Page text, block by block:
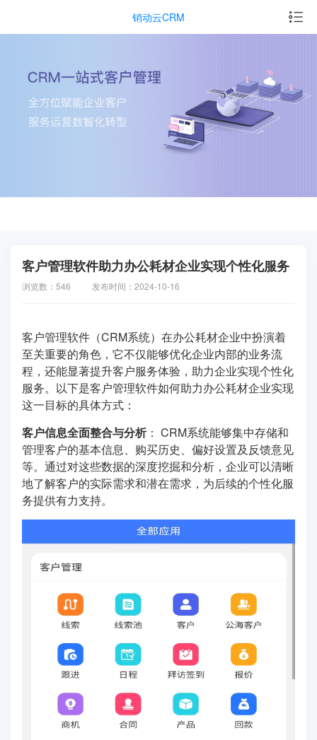
销动云CRM
客户管理软件助力办公耗材企业实现个性化服务
浏览数：546 发布时间：2024-10-16
客户管理软件（CRM系统）在办公耗材企业中扮演着
至关重要的角色，它不仅能够优化企业内部的业务流
程，还能显著提升客户服务体验，助力企业实现个性化
服务。以下是客户管理软件如何助力办公耗材企业实现
这一目标的具体方式：
客户信息全面整合与分析： CRM系统能够集中存储和
管理客户的基本信息、购买历史、偏好设置及反馈意见
等。通过对这些数据的深度挖掘和分析，企业可以清晰
地了解客户的实际需求和潜在需求，为后续的个性化服
务提供有力支持。